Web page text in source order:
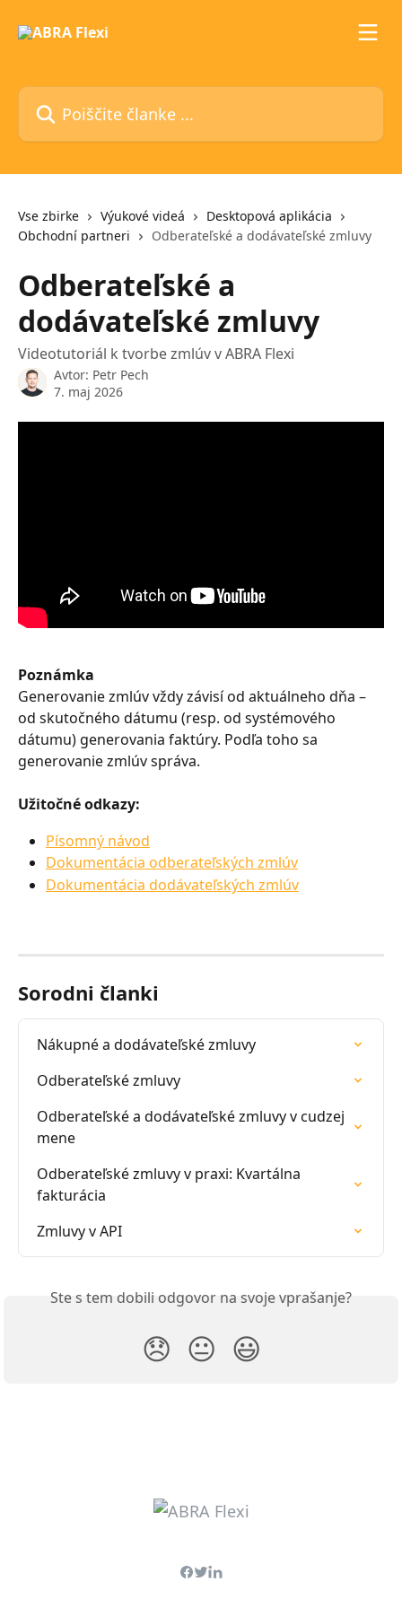
Poiščite članke ...
Vse zbirke Výukové videá
Desktopová aplikácia
Obchodní partneri
Odberateľské a dodávateľské zmluvy
Odberateľské a
dodávateľské zmluvy
Videotutoriál k tvorbe zmlúv v ABRA Flexi
Avtor: Petr Pech
7. maj 2026
Poznámka
Generovanie zmlúv vždy závisí od aktuálneho dňa –
od skutočného dátumu (resp. od systémového
dátumu) generovania faktúry. Podľa toho sa
generovanie zmlúv správa.
Užitočné odkazy:
Písomný návod
Dokumentácia odberateľských zmlúv
Dokumentácia dodávateľských zmlúv
Sorodni članki
Nákupné a dodávateľské zmluvy
Odberateľské zmluvy
Odberateľské a dodávateľské zmluvy v cudzej
mene
Odberateľské zmluvy v praxi: Kvartálna
fakturácia
Zmluvy v API
Ste s tem dobili odgovor na svoje vprašanje?
😞 😐 😃